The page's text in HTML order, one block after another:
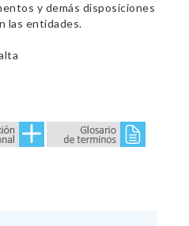
y demás disposiciones
las entidades.